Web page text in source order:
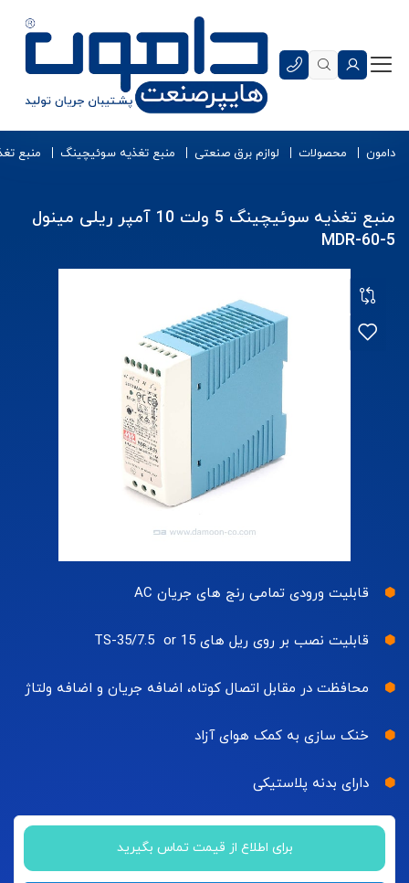
دامون محصولات لوازم برق صنعتی منبع تغذیه سوئیچینگ منبع
منبع تغذیه سوئیچینگ 5 ولت 10 آمپر ریلی مینول
MDR-60-5
قابلیت ورودی تمامی رنج های جریان AC
قابلیت نصب بر روی ریل های TS-35/7.5 or 15
محافظت در مقابل اتصال کوتاه، اضافه جریان و اضافه ولتاژ
خنک سازی به کمک هوای آزاد
دارای بدنه پلاستیکی
برای اطلاع از قیمت تماس بگیرید